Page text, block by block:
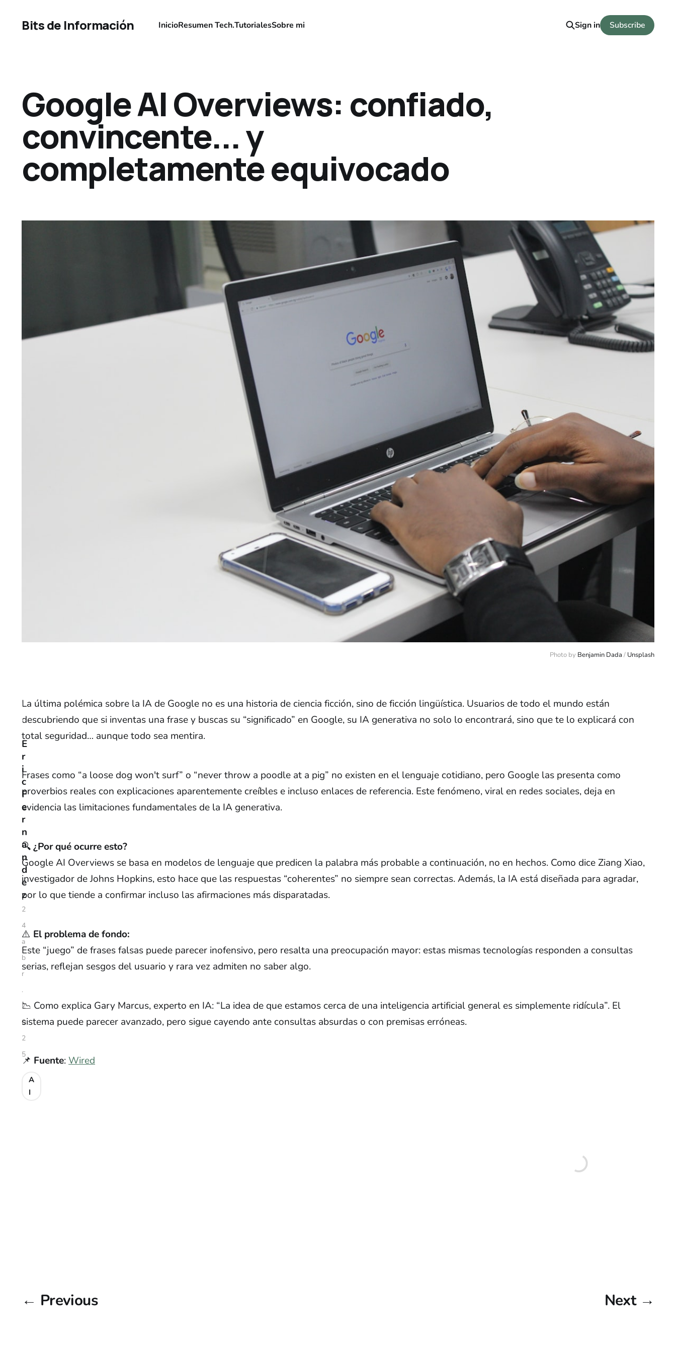
Bits de Información InicioResumen Tech.TutorialesSobre mi Sign in Subscribe
Google AI Overviews: confiado,
convincente... y
completamente equivocado
Photo by Benjamin Dada / Unsplash
La última polémica sobre la IA de Google no es una historia de ciencia ficción, sino de ficción lingüística. Usuarios de todo el mundo están
descubriendo que si inventas una frase y buscas su “significado” en Google, su IA generativa no solo lo encontrará, sino que te lo explicará con
total seguridad… aunque todo sea mentira.
Frases como “a loose dog won't surf” o “never throw a poodle at a pig” no existen en el lenguaje cotidiano, pero Google las presenta como
proverbios reales con explicaciones aparentemente creíbles e incluso enlaces de referencia. Este fenómeno, viral en redes sociales, deja en
evidencia las limitaciones fundamentales de la IA generativa.
🔍¿Por qué ocurre esto?
Google AI Overviews se basa en modelos de lenguaje que predicen la palabra más probable a continuación, no en hechos. Como dice Ziang Xiao,
investigador de Johns Hopkins, esto hace que las respuestas “coherentes” no siempre sean correctas. Además, la IA está diseñada para agradar,
por lo que tiende a confirmar incluso las afirmaciones más disparatadas.
⚠️ El problema de fondo:
Este “juego” de frases falsas puede parecer inofensivo, pero resalta una preocupación mayor: estas mismas tecnologías responden a consultas
serias, reflejan sesgos del usuario y rara vez admiten no saber algo.
📉 Como explica Gary Marcus, experto en IA: “La idea de que estamos cerca de una inteligencia artificial general es simplemente ridícula”. El
sistema puede parecer avanzado, pero sigue cayendo ante consultas absurdas o con premisas erróneas.
📌 Fuente:Wired
E
r
i
c
F
e
r
n
a
n
d
e
z
2
4
a
b
r
.
2
0
2
5
A
I
← Previous Next →